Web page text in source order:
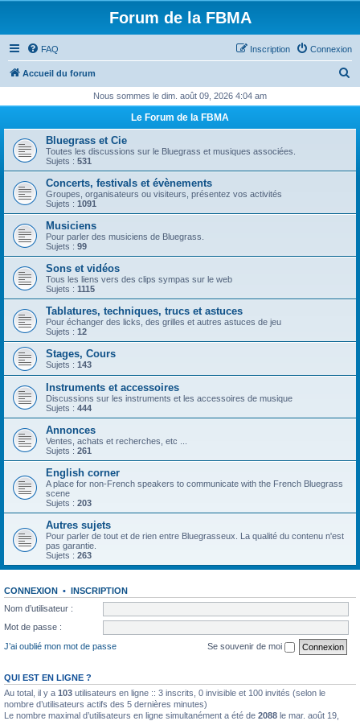
Forum de la FBMA
FAQ Connexion
Inscription
Accueil du forum
h
r
Nous sommes le dim. août 09, 2026 4:04 am
Le Forum de la FBMA
Bluegrass et Cie
Toutes les discussions sur le Bluegrass et musiques associées.
Sujets : 531
Concerts, festivals et évènements
Groupes, organisateurs ou visiteurs, présentez vos activités
Sujets : 1091
Musiciens
Pour parler des musiciens de Bluegrass.
Sujets : 99
Sons et vidéos
Tous les liens vers des clips sympas sur le web
Sujets : 1115
Tablatures, techniques, trucs et astuces
Pour échanger des licks, des grilles et autres astuces de jeu
Sujets : 12
Stages, Cours
Sujets : 143
Instruments et accessoires
Discussions sur les instruments et les accessoires de musique
Sujets : 444
Annonces
Ventes, achats et recherches, etc ...
Sujets : 261
English corner
A place for non-French speakers to communicate with the French Bluegrass
scene
Sujets : 203
Autres sujets
Pour parler de tout et de rien entre Bluegrasseux. La qualité du contenu n'est
pas garantie.
Sujets : 263
CONNEXION • INSCRIPTION
Nom d’utilisateur :
Mot de passe :
J’ai oublié mon mot de passe
Se souvenir de moi
QUI EST EN LIGNE ?
Au total, il y a 103 utilisateurs en ligne :: 3 inscrits, 0 invisible et 100 invités (selon le
nombre d’utilisateurs actifs des 5 dernières minutes)
Le nombre maximal d’utilisateurs en ligne simultanément a été de 2088 le mar. août 19,